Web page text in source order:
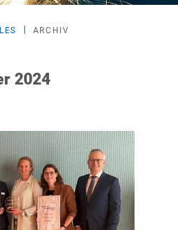
ARCHIV
2024